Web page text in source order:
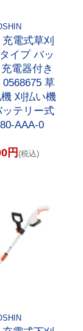
電式草刈
イプ バッ
電器付き
0568675 草
刈払い機
テリー式
AAA-0
円 (税込)